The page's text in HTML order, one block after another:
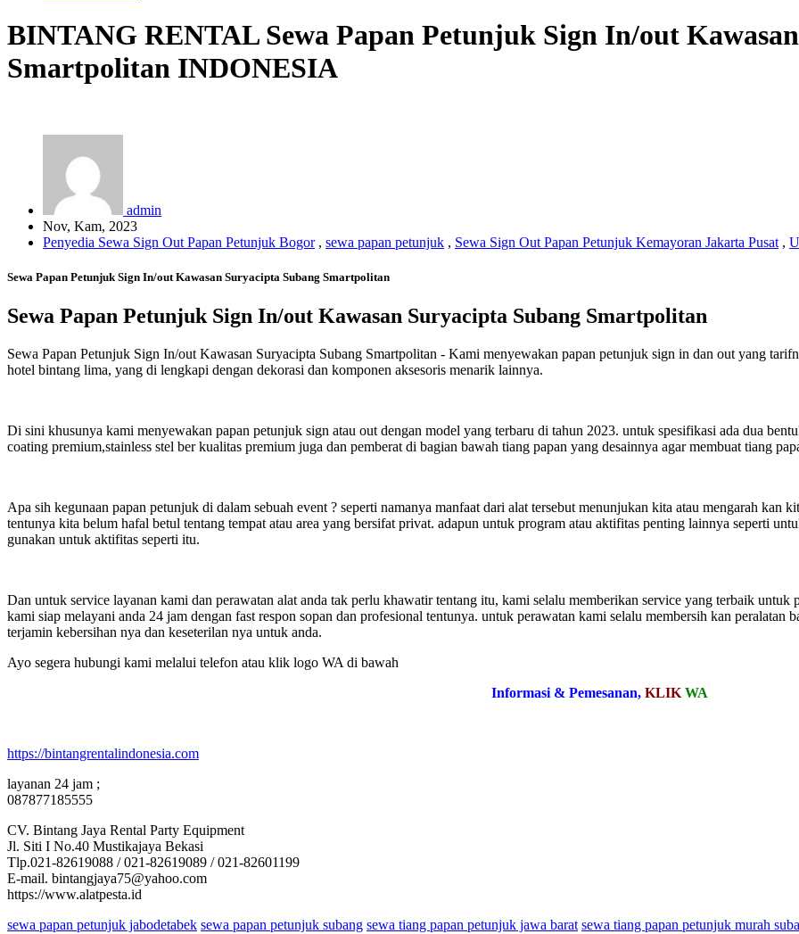
BINTANG RENTAL Sewa Papan Petunjuk Sign In/out
Smartpolitan INDONESIA
admin
Nov, Kam, 2023
Penyedia Sewa Sign Out Papan Petunjuk Bogor, sewa papan petunjuk , Sewa Sign Out Papan Petunjuk Kemayoran Jakarta Pusat ,
Sewa Papan Petunjuk Sign In/out Kawasan Suryacipta Subang Smartpolitan
Sewa Papan Petunjuk Sign In/out Kawasan Suryacipta Subang Smartpolitan
Sewa Papan Petunjuk Sign In/out Kawasan Suryacipta Subang Smartpolitan - Kami menyewakan papan petunjuk sign in dan out yang
hotel bintang lima, yang di lengkapi dengan dekorasi dan komponen aksesoris menarik lainnya.
Di sini khusunya kami menyewakan papan petunjuk sign atau out dengan model yang terbaru di tahun 2023. untuk spesifikasi ada dua
coating premium,stainless stel ber kualitas premium juga dan pemberat di bagian bawah tiang papan yang desainnya agar membuat tiang
Apa sih kegunaan papan petunjuk di dalam sebuah event ? seperti namanya manfaat dari alat tersebut menunjukan kita atau mengarah kan
tentunya kita belum hafal betul tentang tempat atau area yang bersifat privat. adapun untuk program atau aktifitas penting lainnya seperti
gunakan untuk aktifitas seperti itu.
Dan untuk service layanan kami dan perawatan alat anda tak perlu khawatir tentang itu, kami selalu memberikan service yang terbaik
kami siap melayani anda 24 jam dengan fast respon sopan dan profesional tentunya. untuk perawatan kami selalu membersih kan peralatan
terjamin kebersihan nya dan keseterilan nya untuk anda.
Ayo segera hubungi kami melalui telefon atau klik logo WA di bawah
Informasi & Pemesanan, KLIK WA
https://bintangrentalindonesia.com
layanan 24 jam ;
087877185555
CV. Bintang Jaya Rental Party Equipment
Jl. Siti I No.40 Mustikajaya Bekasi
Tlp.021-82619088 / 021-82619089 / 021-82601199
E-mail. bintangjaya75@yahoo.com
https://www.alatpesta.id
sewa papan petunjuk jabodetabek sewa papan petunjuk subang sewa tiang papan petunjuk jawa barat sewa tiang papan petunjuk murah